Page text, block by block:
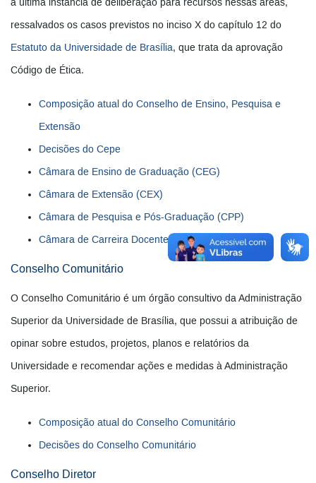
ressalvados os casos previstos no inciso X do capítulo 12 do
Estatuto da Universidade de Brasília, que trata da aprovação
Código de Ética.
Composição atual do Conselho de Ensino, Pesquisa e
Extensão
Decisões do Cepe
Câmara de Ensino de Graduação (CEG)
Câmara de Extensão (CEX)
Câmara de Pesquisa e Pós-Graduação (CPP)
Câmara de Carreira Docente (CCD)
Conselho Comunitário
O Conselho Comunitário é um órgão consultivo da Administração
Superior da Universidade de Brasília, que possui a atribuição de
opinar sobre estudos, projetos, planos e relatórios da
Universidade e recomendar ações e medidas à Administração
Superior.
Composição atual do Conselho Comunitário
Decisões do Conselho Comunitário
Conselho Diretor